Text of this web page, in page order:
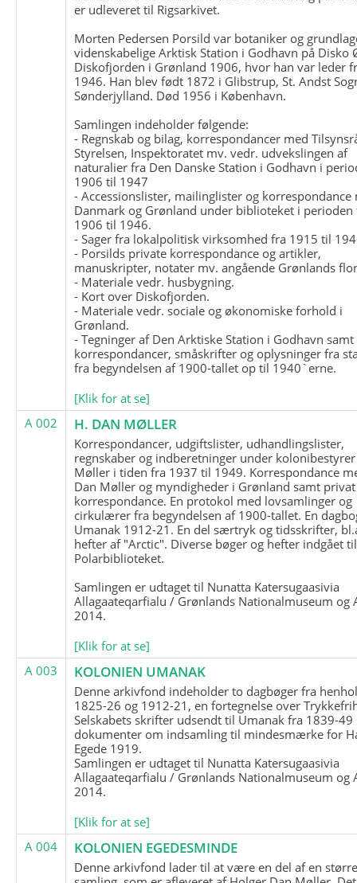
er udleveret til Rigsarkivet.
Morten Pedersen Porsild var botaniker og
videnskabelige Arktisk Station i Godhavn på Disko
Diskofjorden i Grønland 1906, hvor han var leder
1946. Han blev født 1872 i Glibstrup, St. Andst
Sønderjylland. Død 1956 i København.
Samlingen indeholder følgende:
- Regnskab og bilag, korrespondancer med
Styrelsen, Inspektoratet mv. vedr. udvekslingen af
naturalier fra Den Danske Station i Godhavn i
1906 til 1947
- Accessionslister, mailinglister og korrespondance
Danmark og Grønland under biblioteket i perioden
1906 til 1946.
- Sager fra lokalpolitisk virksomhed fra 1915 til
- Porsilds private korrespondance og artikler,
manuskripter, notater mv. angående Grønlands
- Materiale vedr. husbygning.
- Kort over Diskofjorden.
- Materiale vedr. sociale og økonomiske forhold i
Grønland.
- Tegninger af Den Arktiske Station i Godhavn
korrespondancer, småskrifter og oplysninger fra
fra begyndelsen af 1900-tallet op til 1940`erne.
[Klik for at se]
A 002
H. DAN MØLLER
Korrespondancer, udgiftslister, udhandlingslister,
regnskaber og indberetninger under
Møller i tiden fra 1937 til 1949. Korrespondance
Dan Møller og myndigheder i Grønland samt privat
korrespondance. En protokol med lovsamlinger og
cirkulærer fra begyndelsen af 1900-tallet. En
Umanak 1912-21. En del særtryk og tidsskrifter,
hefter af "Arctic". Diverse bøger og hefter indgået til
Polarbiblioteket.
Samlingen er udtaget til Nunatta Katersugaasivia
Allagaateqarfialu / Grønlands Nationalmuseum og
2014.
[Klik for at se]
A 003
KOLONIEN UMANAK
Denne arkivfond indeholder to dagbøger fra
1825-26 og 1912-21, en fortegnelse over
Selskabets skrifter udsendt til Umanak fra 1839-49
dokumenter om indsamling til mindesmærke for
Egede 1919.
Samlingen er udtaget til Nunatta Katersugaasivia
Allagaateqarfialu / Grønlands Nationalmuseum og
2014.
[Klik for at se]
A 004
KOLONIEN EGEDESMINDE
Denne arkivfond lader til at være en del af en